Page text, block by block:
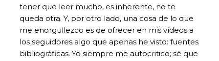
tener que leer mucho, es inherente, no te
queda otra. Y, por otro lado, una cosa de lo que
me enorgullezco es de ofrecer en mis vídeos a
los seguidores algo que apenas he visto: fuentes
bibliográficas. Yo siempre me autocritico; sé que